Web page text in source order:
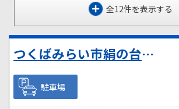
全12件を表示する
つくばみらい市絹の台５丁目の駐車場
駐車場